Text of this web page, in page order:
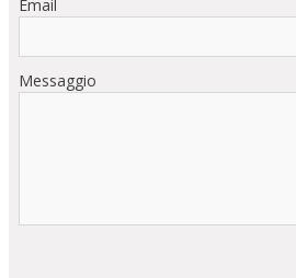
Email
Messaggio